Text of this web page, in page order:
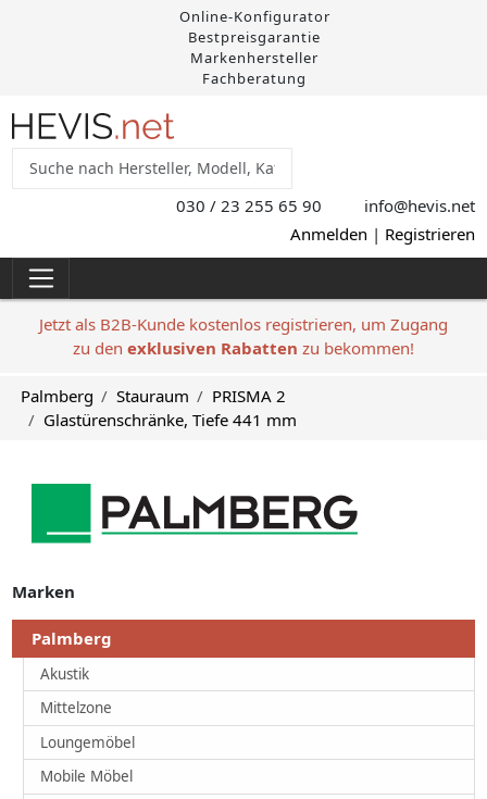
Online-Konfigurator
Bestpreisgarantie
Markenhersteller
Fachberatung
030 / 23 255 65 90 info@hevis.net
Anmelden | Registrieren
Jetzt als B2B-Kunde kostenlos registrieren, um Zugang
zu den exklusiven Rabatten zu bekommen!
Palmberg Stauraum
PRISMA 2
Glastürenschränke, Tiefe 441 mm
Marken
Palmberg
Akustik
Mittelzone
Loungemöbel
Mobile Möbel